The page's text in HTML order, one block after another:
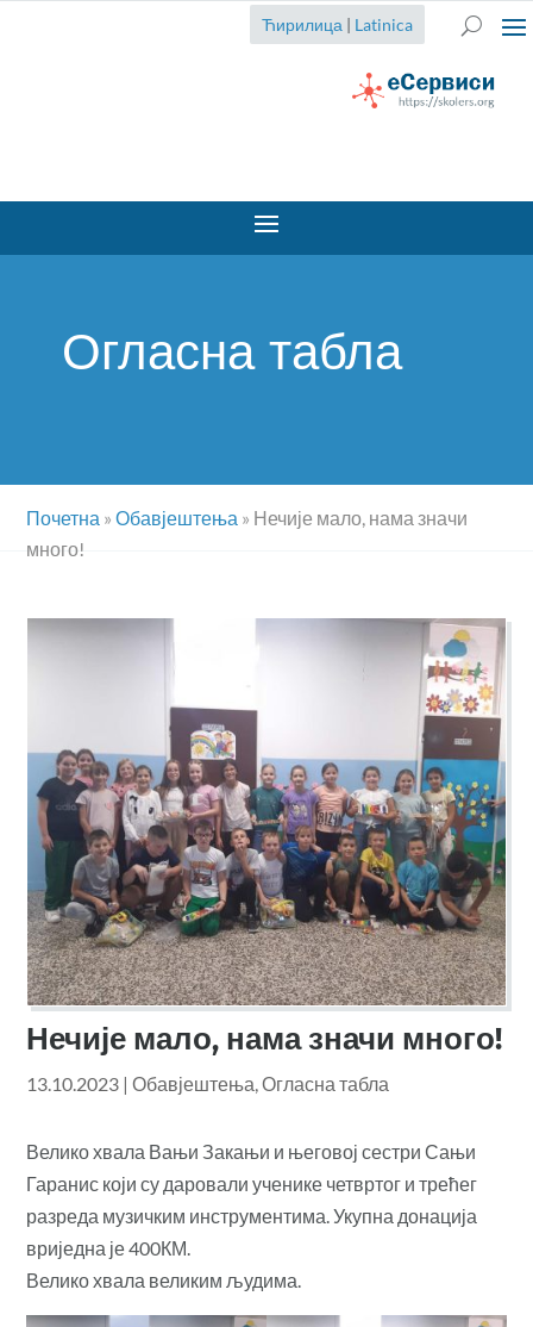
Ћирилица | Latinica
Огласна табла
Почетна »Обавјештења » Нечије мало, нама значи
много!
Нечије мало, нама значи много!
13.10.2023 |Обавјештења,Огласна табла
Велико хвала Вањи Закањи и његовој сестри Сањи
Гаранис који су даровали ученике четвртог и трећег
разреда музичким инструментима. Укупна донација
вриједна је 400КМ.
Велико хвала великим људима.